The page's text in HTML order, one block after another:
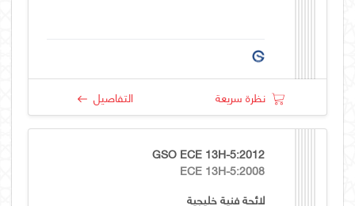
نظرة سريعة التفاصيل
GSO ECE 13H-5:2012
ECE 13H-5:2008
لائحة فنية خليجية